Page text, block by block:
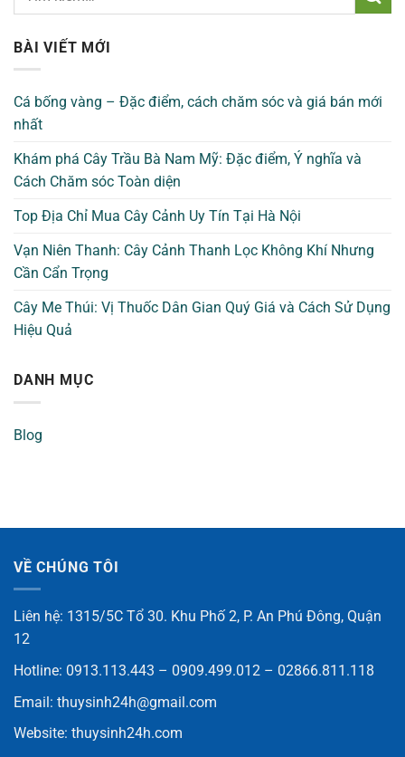
BÀI VIẾT MỚI
Cá bống vàng – Đặc điểm, cách chăm sóc và giá bán mới
nhất
Khám phá Cây Trầu Bà Nam Mỹ: Đặc điểm, Ý nghĩa và
Cách Chăm sóc Toàn diện
Top Địa Chỉ Mua Cây Cảnh Uy Tín Tại Hà Nội
Vạn Niên Thanh: Cây Cảnh Thanh Lọc Không Khí Nhưng
Cần Cẩn Trọng
Cây Me Thúi: Vị Thuốc Dân Gian Quý Giá và Cách Sử Dụng
Hiệu Quả
DANH MỤC
Blog
VỀ CHÚNG TÔI
Liên hệ: 1315/5C Tổ 30. Khu Phố 2, P. An Phú Đông, Quận
12
Hotline: 0913.113.443 – 0909.499.012 – 02866.811.118
Email: thuysinh24h@gmail.com
Website: thuysinh24h.com